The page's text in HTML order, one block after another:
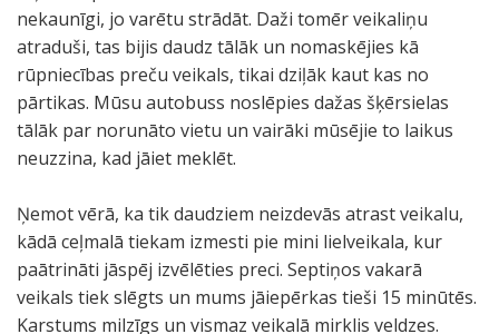
nekaunīgi, jo varētu strādāt. Daži tomēr veikaliņu
atraduši, tas bijis daudz tālāk un nomaskējies kā
rūpniecības preču veikals, tikai dziļāk kaut kas no
pārtikas. Mūsu autobuss noslēpies dažas šķērsielas
tālāk par norunāto vietu un vairāki mūsējie to laikus
neuzzina, kad jāiet meklēt.
Ņemot vērā, ka tik daudziem neizdevās atrast veikalu,
kādā ceļmalā tiekam izmesti pie mini lielveikala, kur
paātrināti jāspēj izvēlēties preci. Septiņos vakarā
veikals tiek slēgts un mums jāiepērkas tieši 15 minūtēs.
Karstums milzīgs un vismaz veikalā mirklis veldzes.